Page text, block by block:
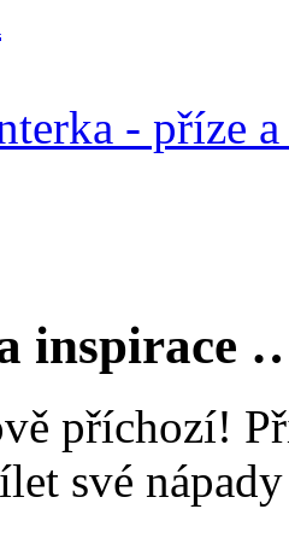
- příze
inspirace
příchozí!
své